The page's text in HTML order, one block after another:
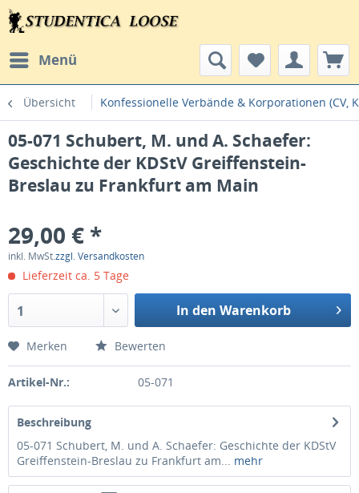
Menü
Übersicht Konfessionelle Verbände & Korporationen (CV,
05-071 Schubert, M. und A. Schaefer:
Geschichte der KDStV Greiffenstein-
Breslau zu Frankfurt am Main
29,00 € *
inkl. MwSt.zzgl. Versandkosten
Lieferzeit ca. 5 Tage
1 In den Warenkorb
Merken Bewerten
Artikel-Nr.: 05-071
Beschreibung
05-071 Schubert, M. und A. Schaefer: Geschichte der KDStV
Greiffenstein-Breslau zu Frankfurt am... mehr